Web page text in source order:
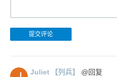
Juliet 【列兵】 @回复